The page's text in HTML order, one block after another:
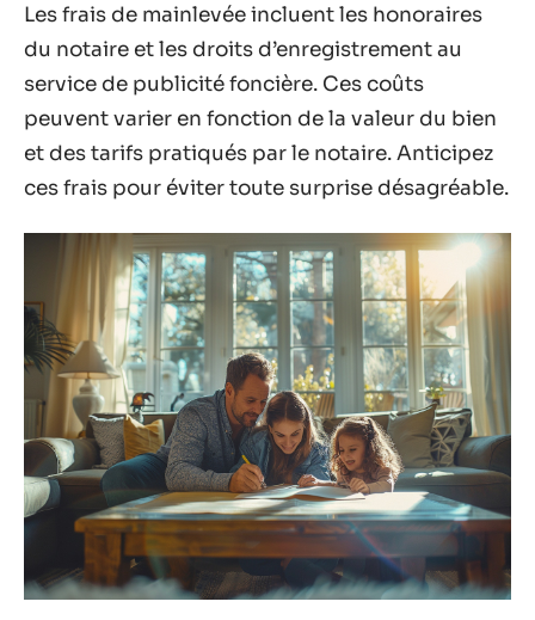
Les frais de mainlevée incluent les honoraires
du notaire et les droits d’enregistrement au
service de publicité foncière. Ces coûts
peuvent varier en fonction de la valeur du bien
et des tarifs pratiqués par le notaire. Anticipez
ces frais pour éviter toute surprise désagréable.